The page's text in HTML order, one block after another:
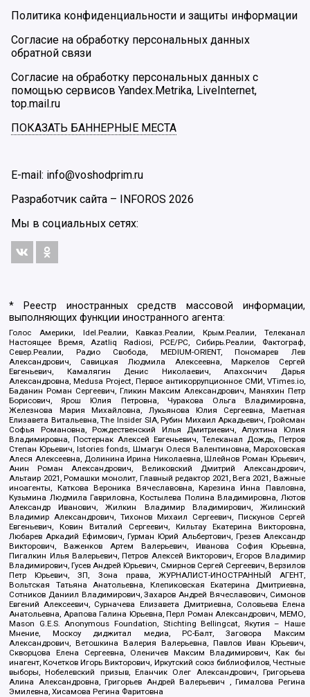
Политика конфиденциальности и защиты информации
Согласие на обработку персональных данных
обратной связи
Согласие на обработку персональных данных с
помощью сервисов Yandex.Metrika, LiveInternet,
top.mail.ru
ПОКАЗАТЬ БАННЕРНЫЕ МЕСТА
E-mail: info@voshodprim.ru
Разработчик сайта – INFOROS 2026
Мы в социальных сетях:
* Реестр иностранных средств массовой информации,
выполняющих функции иностранного агента:
Голос Америки, Idel.Реалии, Кавказ.Реалии, Крым.Реалии, Телеканал
Настоящее Время, Azatliq Radiosi, PCE/PC, Сибирь.Реалии, Фактограф,
Север.Реалии, Радио Свобода, MEDIUM-ORIENT, Пономарев Лев
Александрович, Савицкая Людмила Алексеевна, Маркелов Сергей
Евгеньевич, Камалягин Денис Николаевич, Апахончич Дарья
Александровна, Medusa Project, Первое антикоррупционное СМИ, VTimes.io,
Баданин Роман Сергеевич, Гликин Максим Александрович, Маняхин Петр
Борисович, Ярош Юлия Петровна, Чуракова Ольга Владимировна,
Железнова Мария Михайловна, Лукьянова Юлия Сергеевна, Маетная
Елизавета Витальевна, The Insider SIA, Рубин Михаил Аркадьевич, Гройсман
Софья Романовна, Рождественский Илья Дмитриевич, Апухтина Юлия
Владимировна, Постернак Алексей Евгеньевич, Телеканал Дождь, Петров
Степан Юрьевич, Istories fonds, Шмагун Олеся Валентиновна, Мароховская
Алеся Алексеевна, Долинина Ирина Николаевна, Шлейнов Роман Юрьевич,
Анин Роман Александрович, Великовский Дмитрий Александрович,
Альтаир 2021, Ромашки монолит, Главный редактор 2021, Вега 2021, Важные
иноагенты, Каткова Вероника Вячеславовна, Карезина Инна Павловна,
Кузьмина Людмила Гавриловна, Костылева Полина Владимировна, Лютов
Александр Иванович, Жилкин Владимир Владимирович, Жилинский
Владимир Александрович, Тихонов Михаил Сергеевич, Пискунов Сергей
Евгеньевич, Ковин Виталий Сергеевич, Кильтау Екатерина Викторовна,
Любарев Аркадий Ефимович, Гурман Юрий Альбертович, Грезев Александр
Викторович, Важенков Артем Валерьевич, Иванова София Юрьевна,
Пигалкин Илья Валерьевич, Петров Алексей Викторович, Егоров Владимир
Владимирович, Гусев Андрей Юрьевич, Смирнов Сергей Сергеевич, Верзилов
Петр Юрьевич, ЗП, Зона права, ЖУРНАЛИСТ-ИНОСТРАННЫЙ АГЕНТ,
Вольтская Татьяна Анатольевна, Клепиковская Екатерина Дмитриевна,
Сотников Даниил Владимирович, Захаров Андрей Вячеславович, Симонов
Евгений Алексеевич, Сурначева Елизавета Дмитриевна, Соловьева Елена
Анатольевна, Арапова Галина Юрьевна, Перл Роман Александрович, МЕМО,
Mason G.E.S. Anonymous Foundation, Stichting Bellingcat, Якутия – Наше
Мнение, Москоу диджитал медиа, РС-Балт, Заговора Максим
Александрович, Ветошкина Валерия Валерьевна, Павлов Иван Юрьевич,
Скворцова Елена Сергеевна, Оленичев Максим Владимирович, Как бы
инагент, Кочетков Игорь Викторович, Иркутский союз библиофилов, Честные
выборы, Нобелевский призыв, Еланчик Олег Александрович, Григорьева
Алина Александровна, Григорьев Андрей Валерьевич , Гималова Регина
Эмилевна, Хисамова Регина Фаритовна